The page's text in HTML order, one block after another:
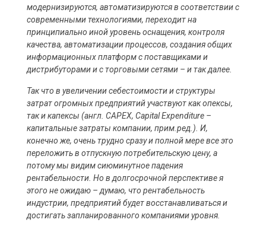
модернизируются, автоматизируются в соответствии с
современными технологиями, переходит на
принципиально иной уровень оснащения, контроля
качества, автоматизации процессов, создания общих
информационных платформ с поставщиками и
дистрибуторами и с торговыми сетями – и так далее.
Так что в увеличении себестоимости и структуры
затрат огромных предприятий участвуют как опексы,
так и капексы (англ. CAPEX, Capital Expenditure –
капитальные затраты компании, прим.ред.). И,
конечно же, очень трудно сразу и полной мере все это
переложить в отпускную потребительскую цену, а
потому мы видим сиюминутное падения
рентабельности. Но в долгосрочной перспективе я
этого не ожидаю – думаю, что рентабельность
индустрии, предприятий будет восстанавливаться и
достигать запланированного компаниями уровня.